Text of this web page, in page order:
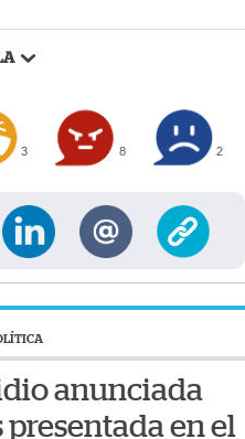
3 8 2
anunciada
en el